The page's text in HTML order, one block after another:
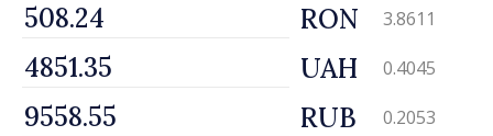
RON 3.8611
UAH 0.4045
RUB 0.2053